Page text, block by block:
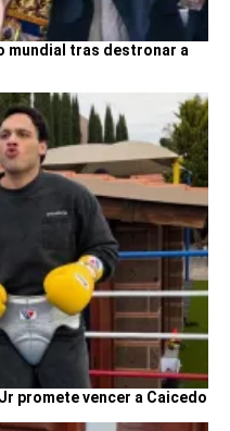
mundial tras destronar a
promete vencer a Caicedo